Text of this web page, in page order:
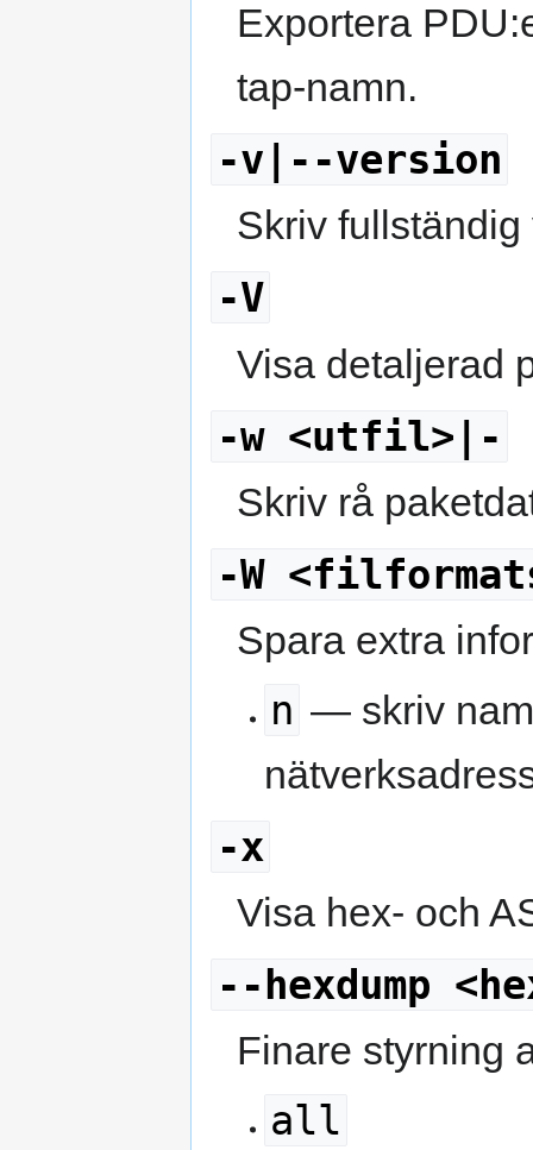
Exportera
tap-namn.
-v|--version
Skriv
-V
Visa detaljerad
-w <utfil>|-
Skriv rå
-W
Spara extra
n — skriv
-x
Visa hex- och
--hexdump
Finare styrning
all